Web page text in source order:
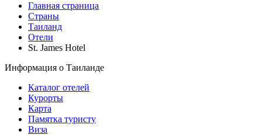
Главная страница
Cтраны
Таиланд
Отели
St. James Hotel
Информация о Таиланде
Каталог отелей
Курорты
Карта
Памятка туристу
Виза